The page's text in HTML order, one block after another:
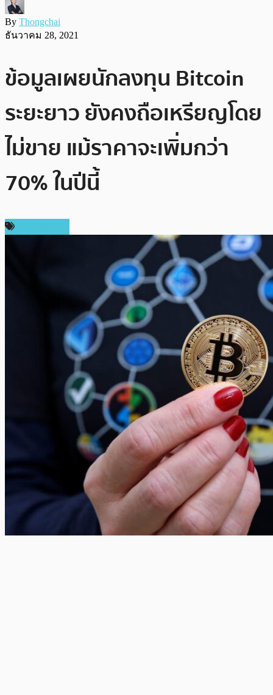
By Thongchai
ธันวาคม 28, 2021
ข้อมูลเผยนักลงทุน Bitcoin
ระยะยาว ยังคงถือเหรียญโดย
ไม่ขาย แม้ราคาจะเพิ่มกว่า
70% ในปีนี้